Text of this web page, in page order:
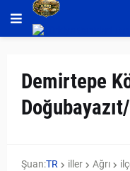
Demirtepe
Şuan:TR iller Ağrı